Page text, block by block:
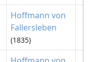
Hoffmann von
Fallersleben
(1835)